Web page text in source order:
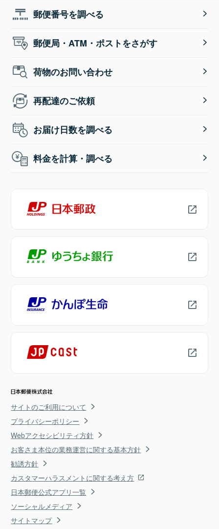
郵便番号を調べる
郵便局・ATM・ポストをさがす
荷物のお問い合わせ
再配達のご依頼
お届け日数を調べる
料金を計算・調べる
サイトのご利用について
プライバシーポリシー
Webアクセシビリティ方針
お客さま本位の業務運営に関する基本方針
勧誘方針
カスタマーハラスメントに関する考え方
日本郵便公式アプリ一覧
ソーシャルメディア
サイトマップ